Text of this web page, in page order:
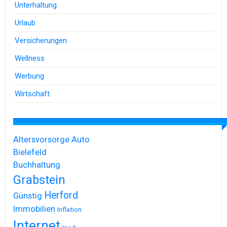
Unterhaltung
Urlaub
Versicherungen
Wellness
Werbung
Wirtschaft
Altersvorsorge Auto
Bielefeld
Buchhaltung
Grabstein
Günstig Herford
Immobilien Inflation